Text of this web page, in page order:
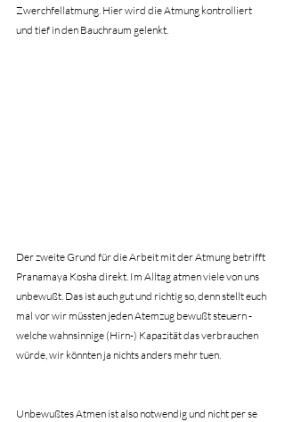
Zwerchfellatmung. Hier wird die Atmung kontrolliert
und tief in den Bauchraum gelenkt.
Der zweite Grund für die Arbeit mit der Atmung betrifft
Pranamaya Kosha direkt. Im Alltag atmen viele von uns
unbewußt. Das ist auch gut und richtig so, denn stellt euch
mal vor wir müssten jeden Atemzug bewußt steuern -
welche wahnsinnige (Hirn-) Kapazität das verbrauchen
würde, wir könnten ja nichts anders mehr tuen.
Unbewußtes Atmen ist also notwendig und nicht per se